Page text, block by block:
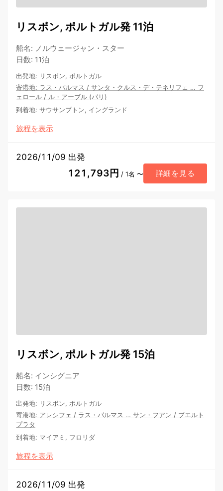
リスボン, ポルトガル発 11泊
船名: ノルウェージャン・スター
日数: 11泊
出発地: リスボン, ポルトガル
寄港地: ラス・パルマス / サンタ・クルス・デ・テネリフェ … フ
ェロール / ル・アーブル (パリ)
到着地: サウサンプトン, イングランド
旅程を表示
2026/11/09 出発
121,793円 / 1名 〜 詳細を見る
リスボン, ポルトガル発 15泊
船名: インシグニア
日数: 15泊
出発地: リスボン, ポルトガル
寄港地: アレシフェ / ラス・パルマス … サン・フアン / プエルト
プラタ
到着地: マイアミ, フロリダ
旅程を表示
2026/11/09 出発